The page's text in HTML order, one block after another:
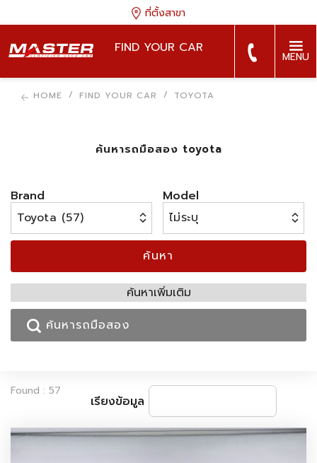
ที่ตั้งสาขา
FIND YOUR CAR
MENU
HOME FIND YOUR CAR TOYOTA
ค้นหารถมือสอง toyota
Brand Model
ค้นหา
ค้นหาเพิ่มเติม
Found : 57
เรียงข้อมูล